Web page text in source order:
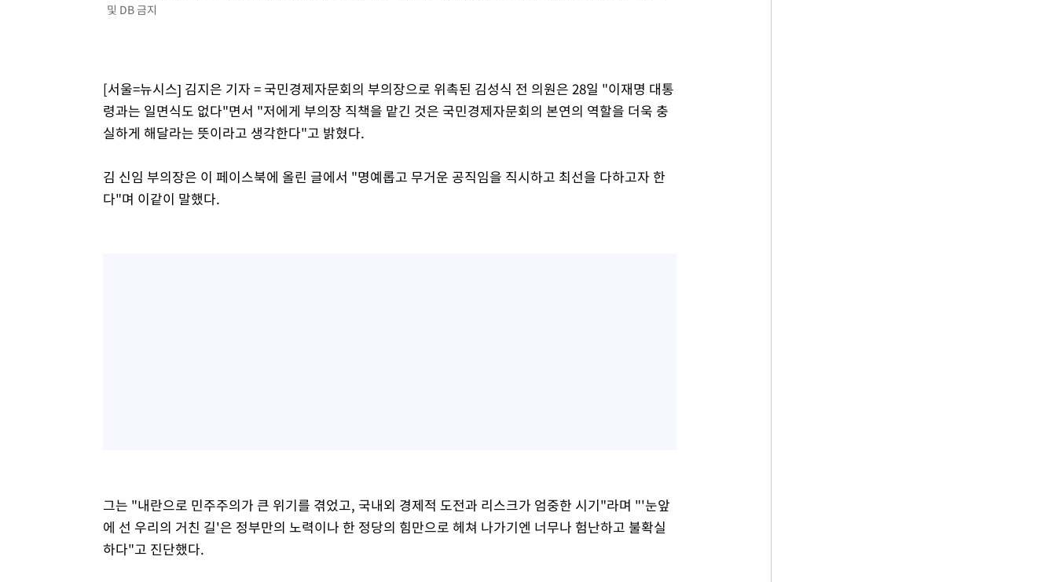
및 DB 금지
[서울=뉴시스] 김지은 기자 = 국민경제자문회의 부의장으로 위촉된 김성식 전 의원은 28일 "이재명 대통
령과는 일면식도 없다"면서 "저에게 부의장 직책을 맡긴 것은 국민경제자문회의 본연의 역할을 더욱 충
실하게 해달라는 뜻이라고 생각한다"고 밝혔다.
김 신임 부의장은 이 페이스북에 올린 글에서 "명예롭고 무거운 공직임을 직시하고 최선을 다하고자 한
다"며 이같이 말했다.
그는 "내란으로 민주주의가 큰 위기를 겪었고, 국내외 경제적 도전과 리스크가 엄중한 시기"라며 "'눈앞
에 선 우리의 거친 길'은 정부만의 노력이나 한 정당의 힘만으로 헤쳐 나가기엔 너무나 험난하고 불확실
하다"고 진단했다.